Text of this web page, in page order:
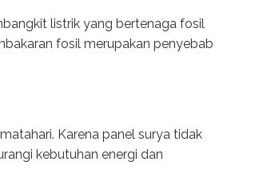
listrik yang bertenaga fosil
fosil merupakan penyebab
Karena panel surya tidak
kebutuhan energi dan